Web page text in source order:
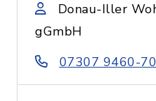
Donau-Iller
gGmbH
07307 9460-